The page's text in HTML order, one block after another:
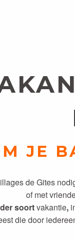
JE
de Gites
of met
soortvakantie,
die door